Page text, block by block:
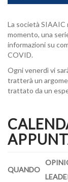
La società
momento, una
informazioni su
COVID.
Ogni venerdì vi
tratterà un
trattato da un
QUANDO